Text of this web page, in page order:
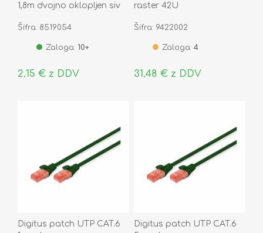
1,8m dvojno oklopljen siv
Šifra: 8519054
Zaloga: 10+
2,15 € z DDV
raster 42U
Šifra: 9422002
Zaloga: 4
31,48 € z DDV
Digitus patch UTP CAT.6
Digitus patch UTP CAT.6